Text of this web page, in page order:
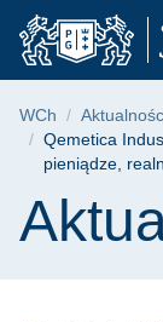
Przejdź
do
menu
Przejdź
do
wyszukiwarki
Przejdź
do
treści
WCh
Qemetica
pieniądze,
Treść